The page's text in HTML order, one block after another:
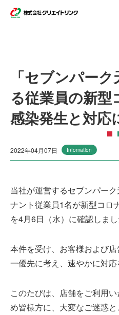
事業紹介
企業情報
店舗一覧
サステナ
受賞歴
「セブンパー
る従業員の新
感染発生と対応
2022年04月07日 Infomation
当社が運営するセブンパー
ナント従業員1名が新型コロ
を4月6日（水）に確認しまし
本件を受け、お客様および
一優先に考え、速やかに対応
このたびは、店舗をご利用
め皆様方に、大変なご迷惑